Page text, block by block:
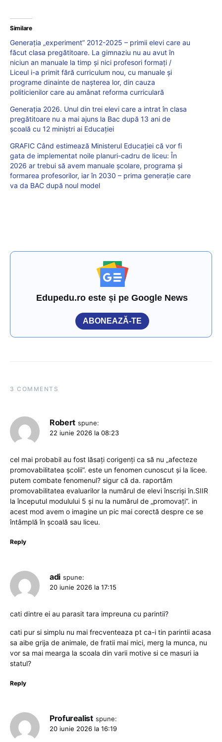
Similare
Generația „experiment” 2012-2025 – primii elevi care au
făcut clasa pregătitoare. La gimnaziu nu au avut în
niciun an manuale la timp și nici profesori formați /
Liceul i-a primit fără curriculum nou, cu manuale și
programe dinainte de nașterea lor, din cauza
politicienilor care au amânat reforma curriculară
Generația 2026. Unul din trei elevi care a intrat în clasa
pregătitoare nu a mai ajuns la Bac după 13 ani de
școală cu 12 miniștri ai Educației
GRAFIC Când estimează Ministerul Educației că vor fi
gata de implementat noile planuri-cadru de liceu: În
2026 ar trebui să avem manuale școlare, programa și
formarea profesorilor, iar în 2030 – prima generație care
va da BAC după noul model
Edupedu.ro este și pe Google News
ABONEAZĂ-TE
3 COMMENTS
Robert spune:
22 iunie 2026 la 08:23
cel mai probabil au fost lăsați corigenți ca să nu „afecteze
promovabilitatea școlii”. este un fenomen cunoscut și la licee.
putem combate fenomenul? sigur că da. raportăm
promovabilitatea evaluarilor la numărul de elevi înscriși în.SIIR
la începutul modulului 5 și nu la numărul de „promovați”. in
acest mod avem o imagine un pic mai corectă despre ce se
întâmplă în școală sau liceu.
Reply
adi spune:
20 iunie 2026 la 17:15
cati dintre ei au parasit tara impreuna cu parintii?
cati pur si simplu nu mai frecventeaza pt ca-i tin parintii acasa
sa aibe grija de animale, de fratii mai mici, merg la munca, nu
vor sa mai mearga la scoala din varii motive si ce masuri ia
statul?
Reply
Profurealist spune:
20 iunie 2026 la 16:19